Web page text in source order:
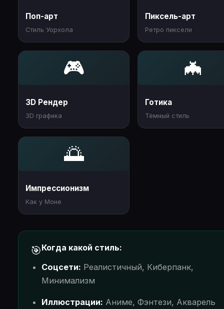
Поп-арт
Стиль Уорхола
Пиксель-арт
Ретро пиксели
🎮
3D Рендер
3D графика
🦇
Готика
Тёмный стиль
🌅
Импрессионизм
Как у Моне
🎯Когда какой стиль:
Соцсети: Реалистичный, Киберпанк,
Минимализм
Иллюстрации: Аниме, Фэнтези, Акварель